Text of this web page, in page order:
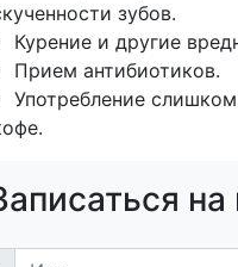
зубов.
Курение и другие
Прием антибиотиков.
Употребление слишком